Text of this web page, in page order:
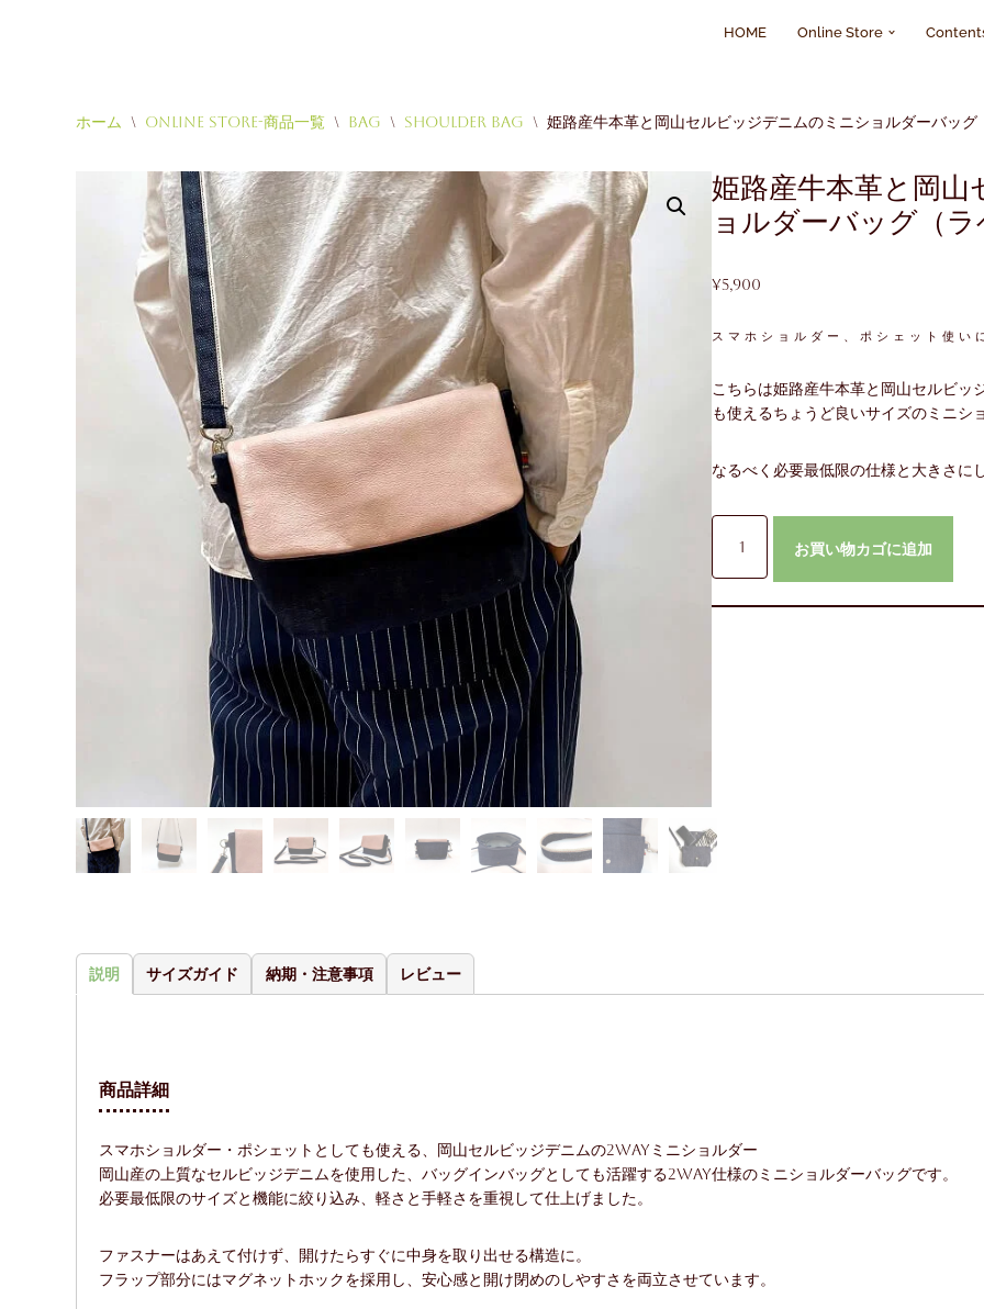
HOME Online Store
ホーム \ Online Store-商品一覧 \ Bag \ Shoulder Bag \ 姫路産牛本革と岡山セルビッジデニムのミニショルダーバッグ
姫路産牛本革と岡
ョルダーバッグ（ラ
¥5,900
スマホショルダー、ポシェット使い
こちらは姫路産牛本革と岡山セルビ
も使えるちょうど良いサイズのミニシ
なるべく必要最低限の仕様と大きさに
お買い物カゴに追加
説明 サイズガイド 納期・注意事項 レビュー
商品詳細
スマホショルダー・ポシェットとしても使える、岡山セルビッジデニムの2WAYミニショルダー
岡山産の上質なセルビッジデニムを使用した、バッグインバッグとしても活躍する2WAY仕様のミニショルダーバッグです。
必要最低限のサイズと機能に絞り込み、軽さと手軽さを重視して仕上げました。
ファスナーはあえて付けず、開けたらすぐに中身を取り出せる構造に。
フラップ部分にはマグネットホックを採用し、安心感と開け閉めのしやすさを両立させています。